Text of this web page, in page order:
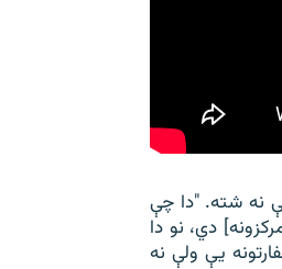
نه شته. "دا چې
دي، نو دا
سفارتونه یې ولې نه